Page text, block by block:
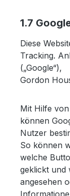
1.7
Diese
Tracking.
(„Google“),
Gordon
Mit Hilfe
können
Nutzer
So können
welche
geklickt und
angesehen